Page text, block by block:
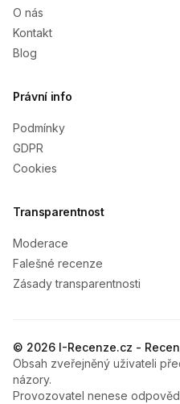
O nás
Kontakt
Blog
Právní info
Podmínky
GDPR
Cookies
Transparentnost
Moderace
Falešné recenze
Zásady transparentnosti
© 2026 I-Recenze.cz -
Obsah zveřejněný uživateli
názory.
Provozovatel nenese